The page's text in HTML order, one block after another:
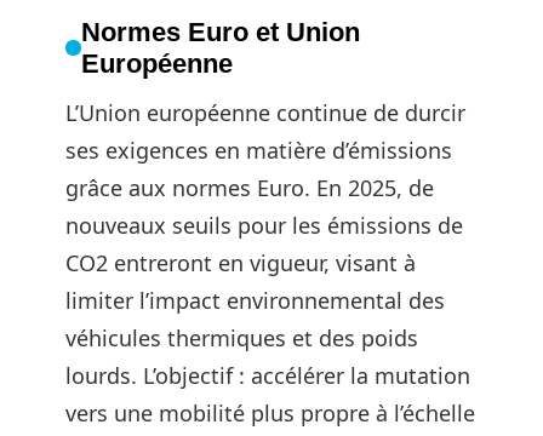
Normes Euro et Union
Européenne
L’Union européenne continue de durcir
ses exigences en matière d’émissions
grâce aux normes Euro. En 2025, de
nouveaux seuils pour les émissions de
CO2 entreront en vigueur, visant à
limiter l’impact environnemental des
véhicules thermiques et des poids
lourds. L’objectif : accélérer la mutation
vers une mobilité plus propre à l’échelle